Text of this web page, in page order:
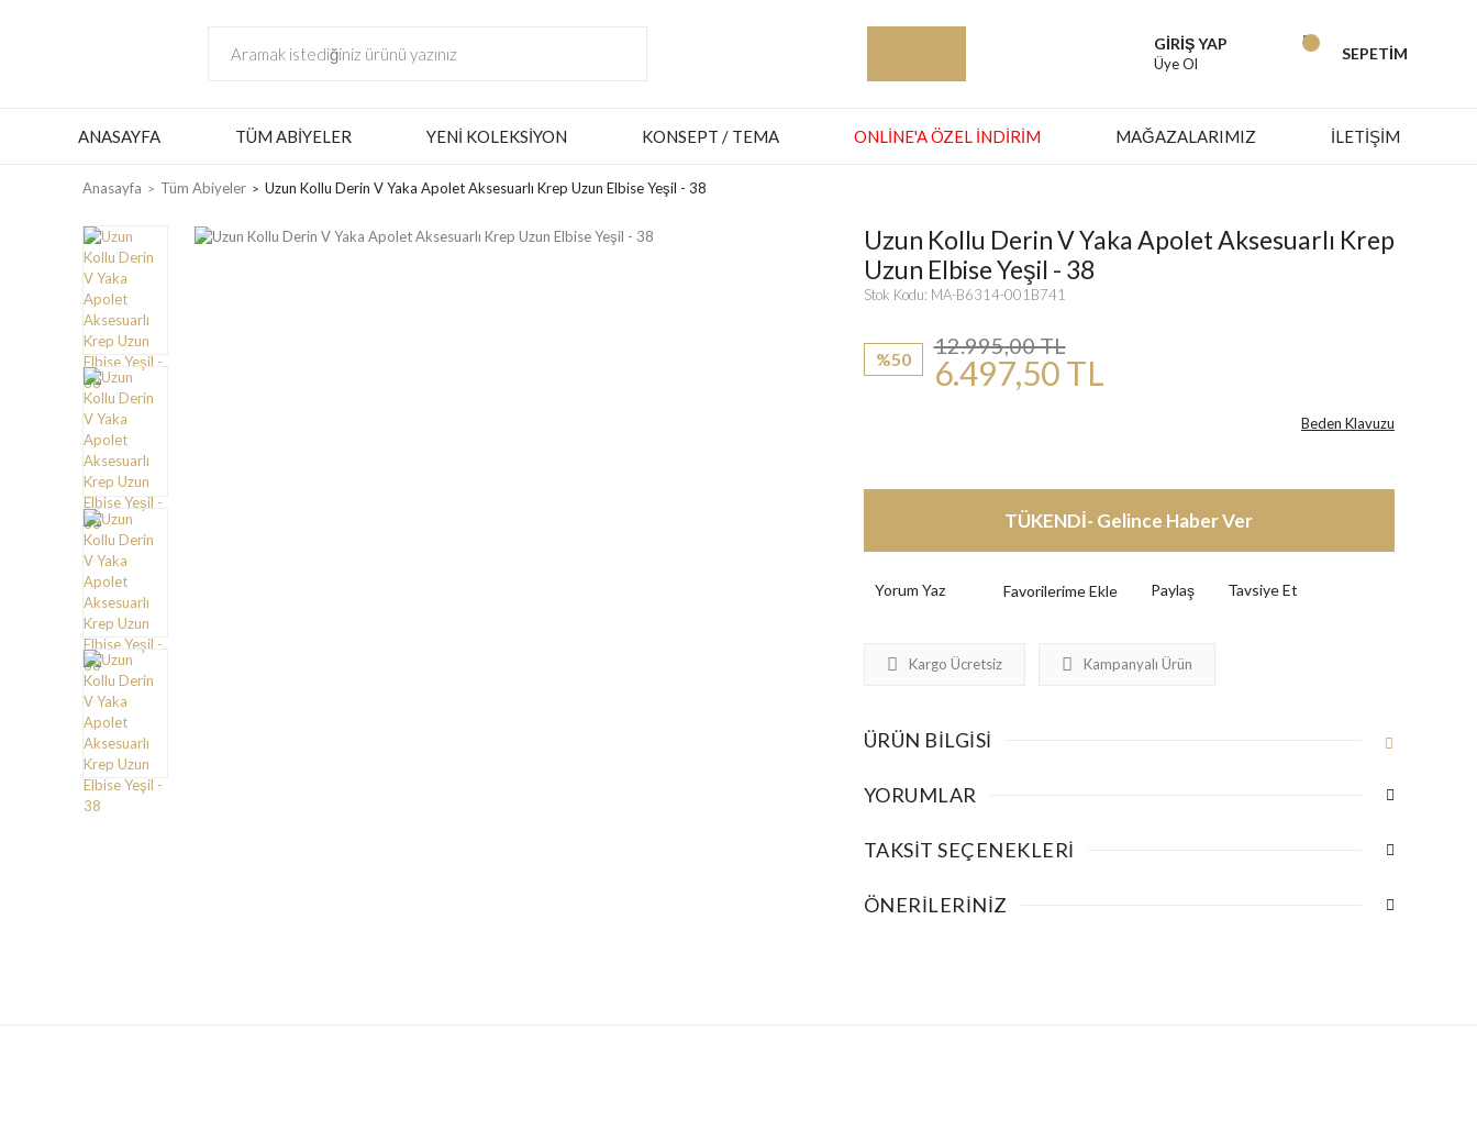
GİRİŞ YAP
Üye Ol
SEPETİM
ANASAYFA TÜM ABIYELER YENI KOLEKSIYON KONSEPT / TEMA ONLINE'A ÖZEL İNDIRIM MAĞAZALARIMIZ İLETİŞİM
Anasayfa Tüm Abiyeler Uzun Kollu Derin V Yaka Apolet Aksesuarlı Krep Uzun Elbise Yeşil - 38
Uzun Kollu Derin V Yaka Apolet Aksesuarlı Krep
Uzun Elbise Yeşil - 38
Stok Kodu: MA-B6314-001B741
%50
12.995,00 TL
6.497,50 TL
Beden Klavuzu
TÜKENDİ- Gelince Haber Ver
Yorum Yaz Paylaş Tavsiye Et
Kargo Ücretsiz Kampanyalı Ürün
ÜRÜN BILGISI
YORUMLAR
TAKSIT SEÇENEKLERI
ÖNERILERINIZ